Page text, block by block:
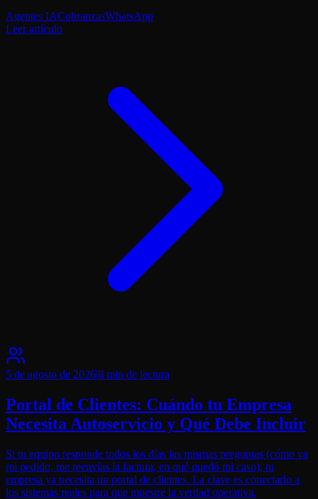
Agentes IACobranzasWhatsApp
Leer artículo
5 de agosto de 2026|8 min de lectura
Portal de Clientes: Cuándo tu Empresa
Necesita Autoservicio y Qué Debe Incluir
Si tu equipo responde todos los días las mismas preguntas (cómo va
mi pedido, me reenvías la factura, en qué quedó mi caso), tu
empresa ya necesita un portal de clientes. La clave es conectarlo a
los sistemas reales para que muestre la verdad operativa.